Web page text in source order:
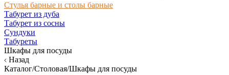
Стулья барные и столы барные
Табурет из дуба
Табурет из сосны
Сундуки
Табуреты
Шкафы для посуды
Назад
Каталог/Столовая/Шкафы для посуды